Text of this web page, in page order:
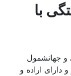
با
و جهانشمول
اراده و